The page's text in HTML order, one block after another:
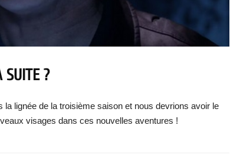
SUITE ?
la lignée de la troisième saison et nous devrions avoir le
visages dans ces nouvelles aventures !